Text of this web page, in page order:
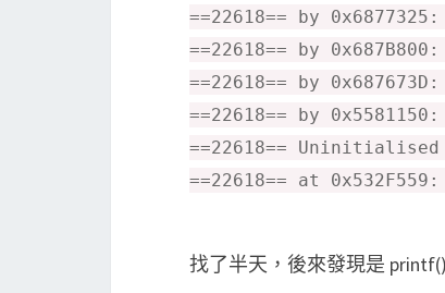
==22618== by
==22618== by
==22618== by
==22618== by
==22618==
==22618== at
找了半天，後來發現是